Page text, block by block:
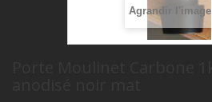
Agrandir l'image